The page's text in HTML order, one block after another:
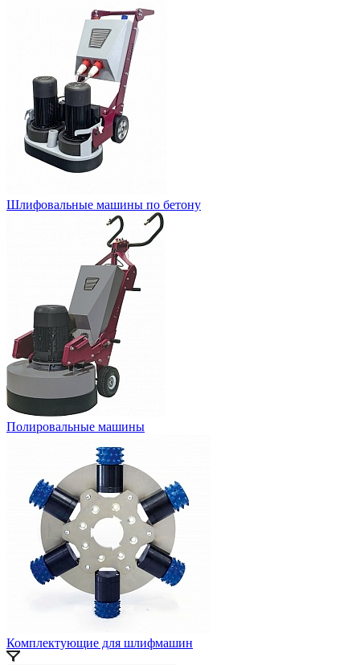
Шлифовальные машины по бетону
Полировальные машины
Комплектующие для шлифмашин